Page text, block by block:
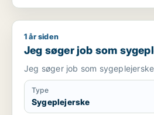
Jeg søger job som sygeplejerske
1 år siden
Jeg søger job som
Jeg søger job som sygeplejerske
Type
Sygeplejerske